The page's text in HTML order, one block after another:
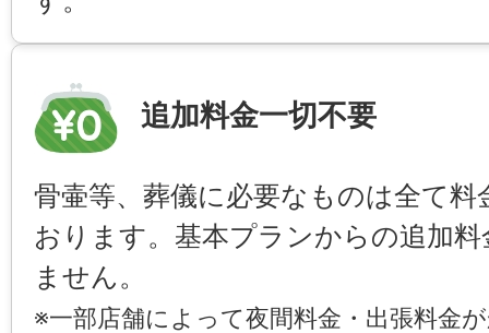
追加料金一切不要
骨壷等、葬儀に必要なものは全て料
おります。基本プランからの追加
ません。
※一部店舗によって夜間料金・出張料金